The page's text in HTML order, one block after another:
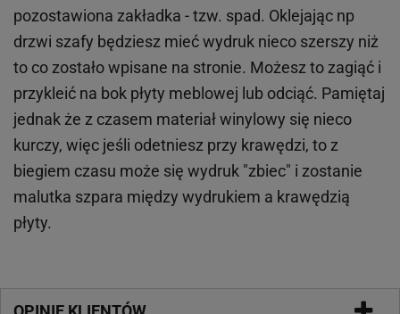
pozostawiona zakładka - tzw. spad. Oklejając np
drzwi szafy będziesz mieć wydruk nieco szerszy niż
to co zostało wpisane na stronie. Możesz to zagiąć i
przykleić na bok płyty meblowej lub odciąć. Pamiętaj
jednak że z czasem materiał winylowy się nieco
kurczy, więc jeśli odetniesz przy krawędzi, to z
biegiem czasu może się wydruk "zbiec" i zostanie
malutka szpara między wydrukiem a krawędzią
płyty.